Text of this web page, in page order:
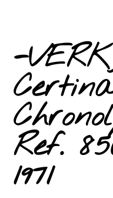
-
Ref.
1971